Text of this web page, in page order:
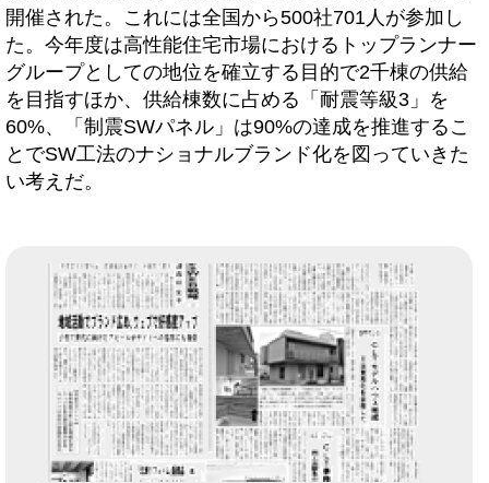
開催された。これには全国から500社701人が参加し
た。今年度は高性能住宅市場におけるトップランナー
グループとしての地位を確立する目的で2千棟の供給
を目指すほか、供給棟数に占める「耐震等級3」を
60%、「制震SWパネル」は90%の達成を推進するこ
とでSW工法のナショナルブランド化を図っていきた
い考えだ。